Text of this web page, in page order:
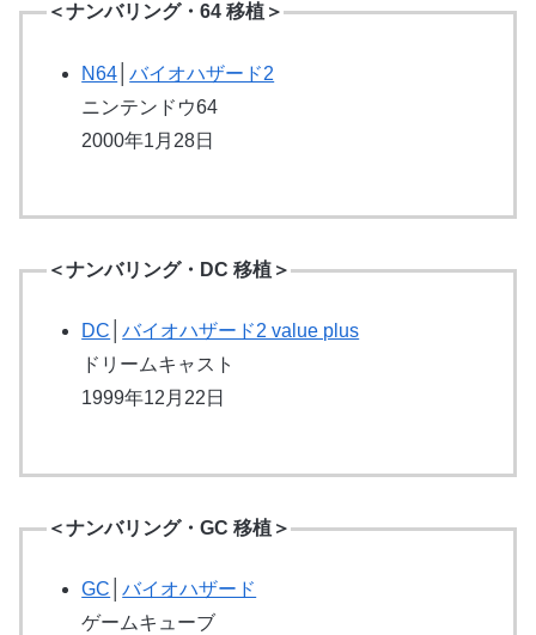
＜ナンバリング・64 移植＞
N64 │バイオハザード2
ニンテンドウ64
2000年1月28日
＜ナンバリング・DC 移植＞
DC │バイオハザード2 value plus
ドリームキャスト
1999年12月22日
＜ナンバリング・GC 移植＞
GC │バイオハザード
ゲームキューブ